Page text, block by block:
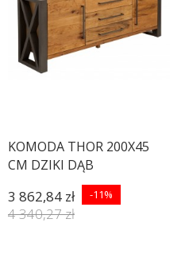
KOMODA THOR 200X45
CM DZIKI DĄB
3 862,84 zł -11%
4 340,27 zł